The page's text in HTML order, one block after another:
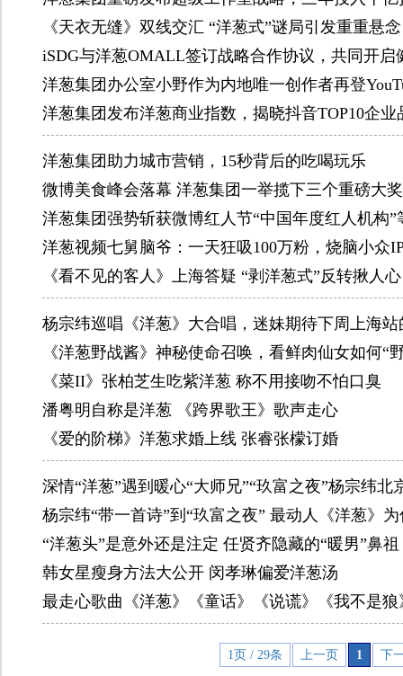
《天衣无缝》双线交汇 “洋葱式”谜局引发重重悬念
iSDG与洋葱OMALL签订战略合作协议，共同开启
洋葱集团办公室小野作为内地唯一创作者再登
洋葱集团发布洋葱商业指数，揭晓抖音TOP10企业
洋葱集团助力城市营销，15秒背后的吃喝玩乐
微博美食峰会落幕 洋葱集团一举揽下三个重磅大奖
洋葱集团强势斩获微博红人节“中国年度红人机构”
洋葱视频七舅脑爷：一天狂吸100万粉，烧脑小众
《看不见的客人》上海答疑 “剥洋葱式”反转揪人心
杨宗纬巡唱《洋葱》大合唱，迷妹期待下周上海站
《洋葱野战酱》神秘使命召唤，看鲜肉仙女如何“
《菜II》张柏芝生吃紫洋葱 称不用接吻不怕口臭
潘粤明自称是洋葱 《跨界歌王》歌声走心
《爱的阶梯》洋葱求婚上线 张睿张檬订婚
深情“洋葱”遇到暖心“大师兄”“玖富之夜”杨宗纬北
杨宗纬“带一首诗”到“玖富之夜” 最动人《洋葱》
“洋葱头”是意外还是注定 任贤齐隐藏的“暖男”鼻祖
韩女星瘦身方法大公开 闵孝琳偏爱洋葱汤
最走心歌曲《洋葱》《童话》《说谎》《我不是狼
1页 / 29条 上一页 1 下